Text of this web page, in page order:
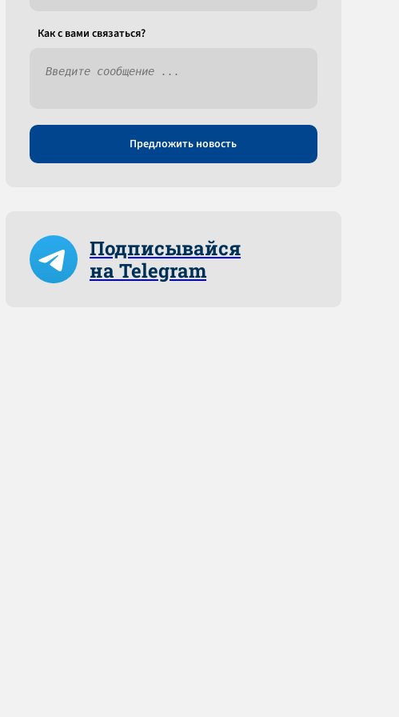
Как c вами связаться?
Предложить новость
Подписывайся
на Telegram